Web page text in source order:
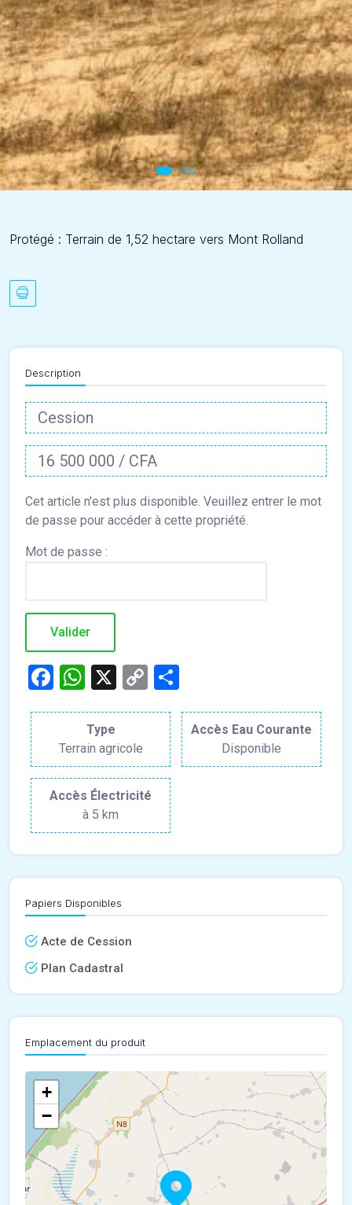
Protégé : Terrain de 1,52 hectare vers Mont Rolland
Description
Cession
16 500 000 / CFA
Mot de passe :
Facebook
WhatsApp
X
Copy
Type
Terrain agricole
Accès Eau Courante
Disponible
Accès Électricité
à 5 km
Papiers Disponibles
Acte de Cession
Plan Cadastral
Emplacement du produit
+
−